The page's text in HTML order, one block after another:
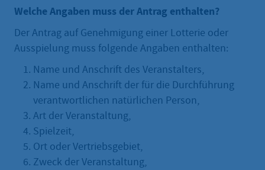
Welche Angaben muss der Antrag enthalten?
Der Antrag auf Genehmigung einer Lotterie oder
Ausspielung muss folgende Angaben enthalten:
Name und Anschrift des Veranstalters,
Name und Anschrift der für die Durchführung
verantwortlichen natürlichen Person,
Art der Veranstaltung,
Spielzeit,
Ort oder Vertriebsgebiet,
Zweck der Veranstaltung,